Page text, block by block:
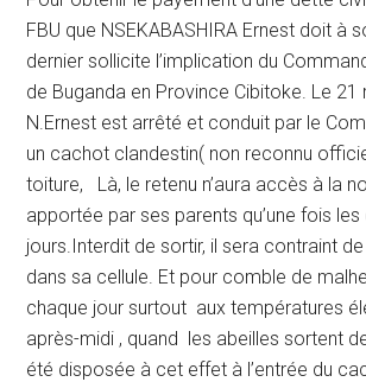
FBU que NSEKABASHIRA Ernest doit à
dernier sollicite l’implication du
de Buganda en Province Cibitoke. Le 21
N.Ernest est arrêté et conduit par le
un cachot clandestin( non reconnu
toiture, Là, le retenu n’aura accès à la
apportée par ses parents qu’une fois les
jours.Interdit de sortir, il sera contraint
dans sa cellule. Et pour comble de
chaque jour surtout aux températures
après-midi , quand les abeilles sortent
été disposée à cet effet à l’entrée du